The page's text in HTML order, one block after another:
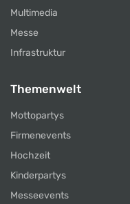
Multimedia
Messe
Infrastruktur
Themenwelt
Mottopartys
Firmenevents
Hochzeit
Kinderpartys
Messeevents